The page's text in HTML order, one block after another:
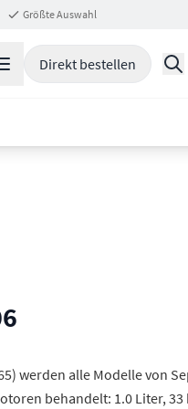
Größte Auswahl
Direkt bestellen
werden alle Modelle von
behandelt: 1.0 Liter, 33